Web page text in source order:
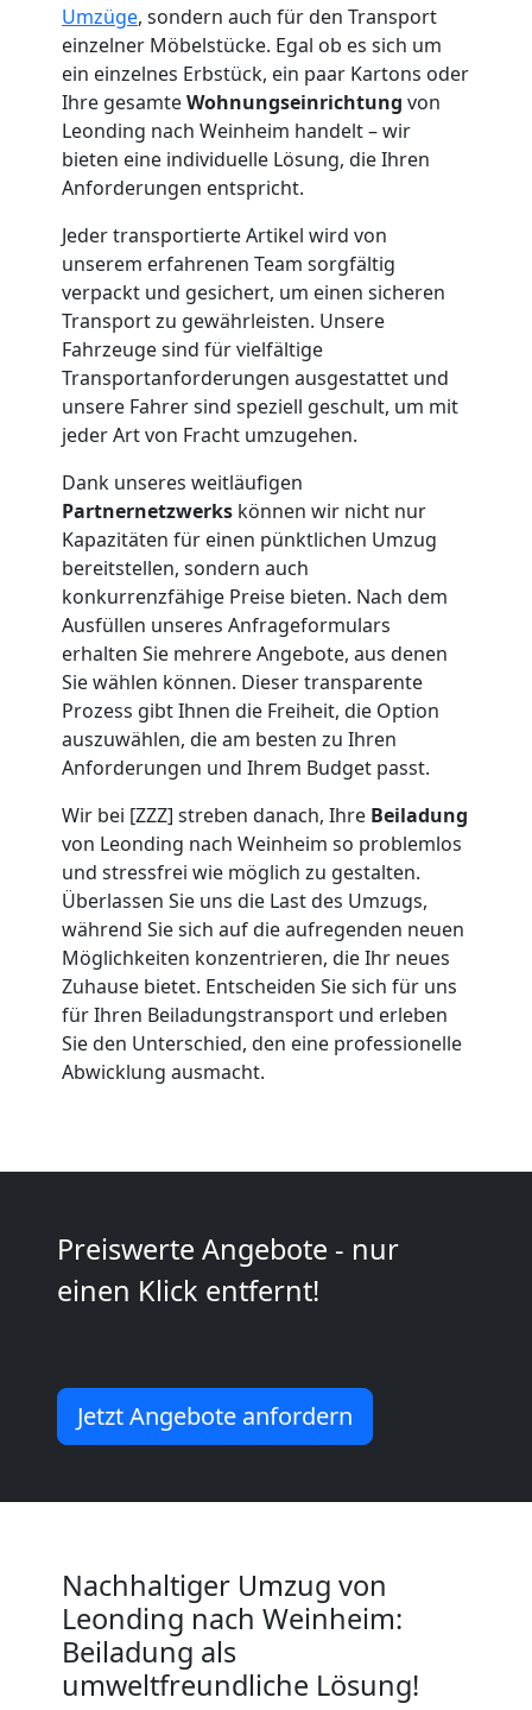
Umzüge, sondern auch für den Transport
einzelner Möbelstücke. Egal ob es sich um
ein einzelnes Erbstück, ein paar Kartons oder
Ihre gesamteWohnungseinrichtung von
Leonding nach Weinheim handelt – wir
bieten eine individuelle Lösung, die Ihren
Anforderungen entspricht.
Jeder transportierte Artikel wird von
unserem erfahrenen Team sorgfältig
verpackt und gesichert, um einen sicheren
Transport zu gewährleisten. Unsere
Fahrzeuge sind für vielfältige
Transportanforderungen ausgestattet und
unsere Fahrer sind speziell geschult, um mit
jeder Art von Fracht umzugehen.
Dank unseres weitläufigen
Partnernetzwerks können wir nicht nur
Kapazitäten für einen pünktlichen Umzug
bereitstellen, sondern auch
konkurrenzfähige Preise bieten. Nach dem
Ausfüllen unseres Anfrageformulars
erhalten Sie mehrere Angebote, aus denen
Sie wählen können. Dieser transparente
Prozess gibt Ihnen die Freiheit, die Option
auszuwählen, die am besten zu Ihren
Anforderungen und Ihrem Budget passt.
Wir bei [ZZZ] streben danach, Ihre Beiladung
von Leonding nach Weinheim so problemlos
und stressfrei wie möglich zu gestalten.
Überlassen Sie uns die Last des Umzugs,
während Sie sich auf die aufregenden neuen
Möglichkeiten konzentrieren, die Ihr neues
Zuhause bietet. Entscheiden Sie sich für uns
für Ihren Beiladungstransport und erleben
Sie den Unterschied, den eine professionelle
Abwicklung ausmacht.
Preiswerte Angebote - nur
einen Klick entfernt!
Jetzt Angebote anfordern
Nachhaltiger Umzug von
Leonding nach Weinheim:
Beiladung als
umweltfreundliche Lösung!
Möbelmontage
Leonding
Möbeltransport
Leonding
Beiladung
Leonding
Mini
Umzug
Leonding
Umzug
Mann
LKW
Leonding
Leonding
Umzug
Mann
LKW
Möbellift